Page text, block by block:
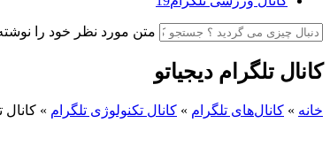
متن مورد نظر خود را نوشته
کانال تلگرام دیجیاتو
خانه » کانال‌های تلگرام » کانال تکنولوژی تلگرام » کانال